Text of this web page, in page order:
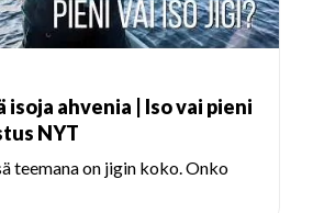
isoja ahvenia | Iso vai pieni
NYT
teemana on jigin koko. Onko